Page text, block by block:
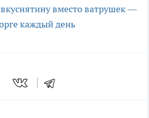
вкуснятину вместо ватрушек —
каждый день